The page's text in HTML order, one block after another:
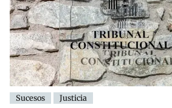
Sucesos Justicia